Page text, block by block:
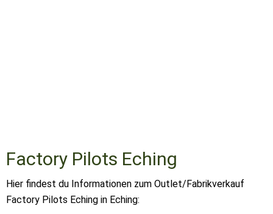
Factory Pilots Eching
Hier findest du Informationen zum Outlet/Fabrikverkauf
Factory Pilots Eching in Eching: